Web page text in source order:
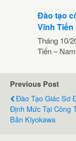
Đào tạo
Vĩnh
Tháng 10/
Tiến –
Previous Post
Đào Tạo Giác Sơ
Định Mức Tại Công
Bản Kiyokawa